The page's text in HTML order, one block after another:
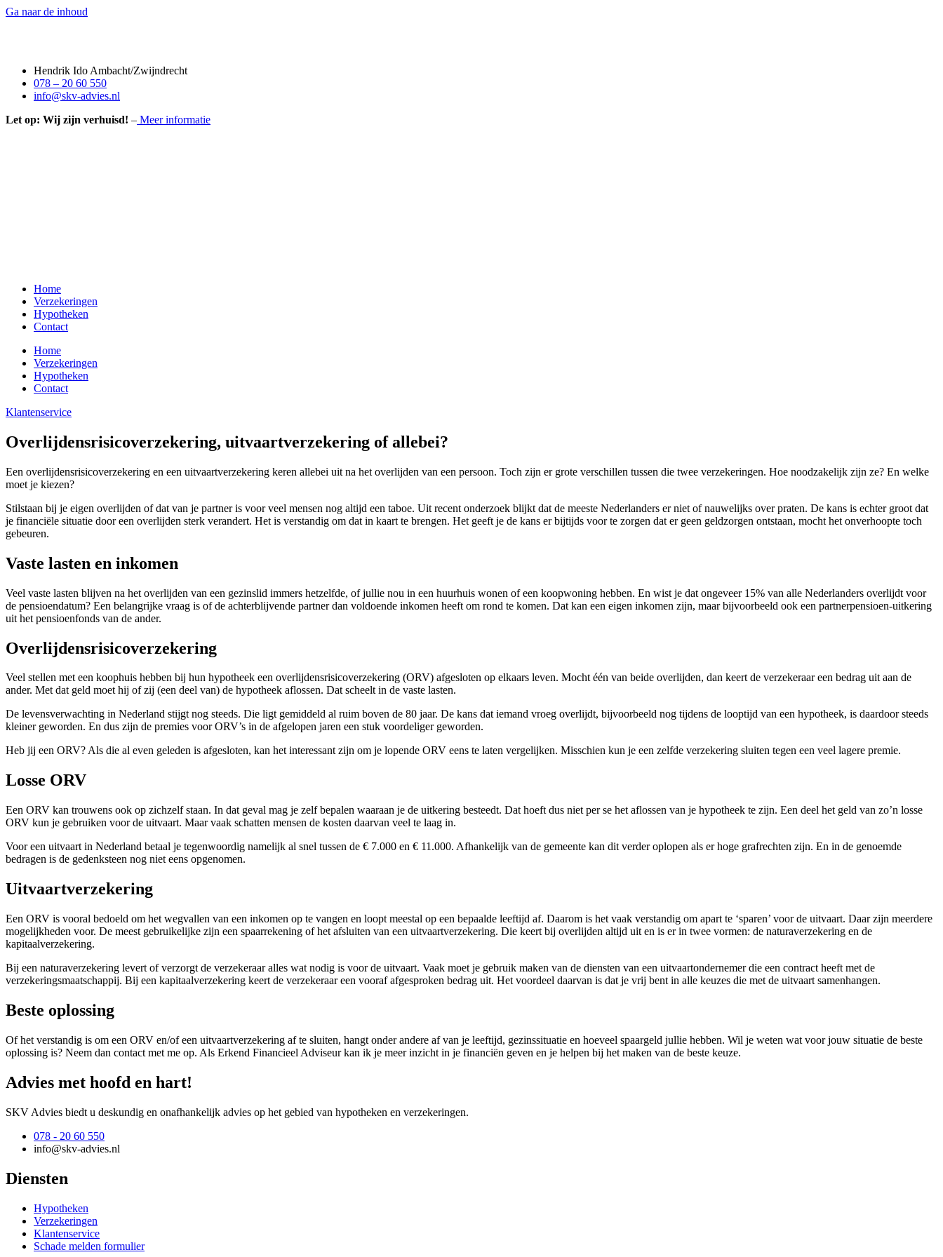
Ga naar de inhoud
Hendrik Ido Ambacht/Zwijndrecht
078 – 20 60 550
info@skv-advies.nl
Let op: Wij zijn verhuisd! – Meer informatie
Home
Verzekeringen
Hypotheken
Contact
Home
Verzekeringen
Hypotheken
Contact
Klantenservice
Overlijdensrisicoverzekering, uitvaartverzekering of allebei?
Een overlijdensrisicoverzekering en een uitvaartverzekering keren allebei uit na het overlijden van een persoon. Toch zijn er grote verschillen tussen die twee verzekeringen. Hoe noodzakelijk zijn ze? En welke
moet je kiezen?
Stilstaan bij je eigen overlijden of dat van je partner is voor veel mensen nog altijd een taboe. Uit recent onderzoek blijkt dat de meeste Nederlanders er niet of nauwelijks over praten. De kans is echter groot dat
je financiële situatie door een overlijden sterk verandert. Het is verstandig om dat in kaart te brengen. Het geeft je de kans er bijtijds voor te zorgen dat er geen geldzorgen ontstaan, mocht het onverhoopte toch
gebeuren.
Vaste lasten en inkomen
Veel vaste lasten blijven na het overlijden van een gezinslid immers hetzelfde, of jullie nou in een huurhuis wonen of een koopwoning hebben. En wist je dat ongeveer 15% van alle Nederlanders overlijdt voor
de pensioendatum? Een belangrijke vraag is of de achterblijvende partner dan voldoende inkomen heeft om rond te komen. Dat kan een eigen inkomen zijn, maar bijvoorbeeld ook een partnerpensioen-uitkering
uit het pensioenfonds van de ander.
Overlijdensrisicoverzekering
Veel stellen met een koophuis hebben bij hun hypotheek een overlijdensrisicoverzekering (ORV) afgesloten op elkaars leven. Mocht één van beide overlijden, dan keert de verzekeraar een bedrag uit aan de
ander. Met dat geld moet hij of zij (een deel van) de hypotheek aflossen. Dat scheelt in de vaste lasten.
De levensverwachting in Nederland stijgt nog steeds. Die ligt gemiddeld al ruim boven de 80 jaar. De kans dat iemand vroeg overlijdt, bijvoorbeeld nog tijdens de looptijd van een hypotheek, is daardoor steeds
kleiner geworden. En dus zijn de premies voor ORV’s in de afgelopen jaren een stuk voordeliger geworden.
Heb jij een ORV? Als die al even geleden is afgesloten, kan het interessant zijn om je lopende ORV eens te laten vergelijken. Misschien kun je een zelfde verzekering sluiten tegen een veel lagere premie.
Losse ORV
Een ORV kan trouwens ook op zichzelf staan. In dat geval mag je zelf bepalen waaraan je de uitkering besteedt. Dat hoeft dus niet per se het aflossen van je hypotheek te zijn. Een deel het geld van zo’n losse
ORV kun je gebruiken voor de uitvaart. Maar vaak schatten mensen de kosten daarvan veel te laag in.
Voor een uitvaart in Nederland betaal je tegenwoordig namelijk al snel tussen de € 7.000 en € 11.000. Afhankelijk van de gemeente kan dit verder oplopen als er hoge grafrechten zijn. En in de genoemde
bedragen is de gedenksteen nog niet eens opgenomen.
Uitvaartverzekering
Een ORV is vooral bedoeld om het wegvallen van een inkomen op te vangen en loopt meestal op een bepaalde leeftijd af. Daarom is het vaak verstandig om apart te ‘sparen’ voor de uitvaart. Daar zijn meerdere
mogelijkheden voor. De meest gebruikelijke zijn een spaarrekening of het afsluiten van een uitvaartverzekering. Die keert bij overlijden altijd uit en is er in twee vormen: de naturaverzekering en de
kapitaalverzekering.
Bij een naturaverzekering levert of verzorgt de verzekeraar alles wat nodig is voor de uitvaart. Vaak moet je gebruik maken van de diensten van een uitvaartondernemer die een contract heeft met de
verzekeringsmaatschappij. Bij een kapitaalverzekering keert de verzekeraar een vooraf afgesproken bedrag uit. Het voordeel daarvan is dat je vrij bent in alle keuzes die met de uitvaart samenhangen.
Beste oplossing
Of het verstandig is om een ORV en/of een uitvaartverzekering af te sluiten, hangt onder andere af van je leeftijd, gezinssituatie en hoeveel spaargeld jullie hebben. Wil je weten wat voor jouw situatie de beste
oplossing is? Neem dan contact met me op. Als Erkend Financieel Adviseur kan ik je meer inzicht in je financiën geven en je helpen bij het maken van de beste keuze.
Advies met hoofd en hart!
SKV Advies biedt u deskundig en onafhankelijk advies op het gebied van hypotheken en verzekeringen.
078 - 20 60 550
info@skv-advies.nl
Diensten
Hypotheken
Verzekeringen
Klantenservice
Schade melden formulier